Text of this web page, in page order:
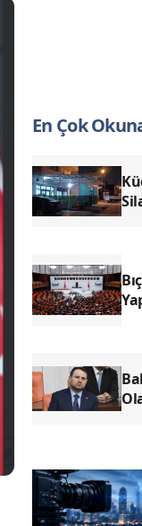
En Çok